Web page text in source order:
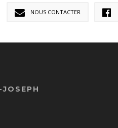
NOUS CONTACTER